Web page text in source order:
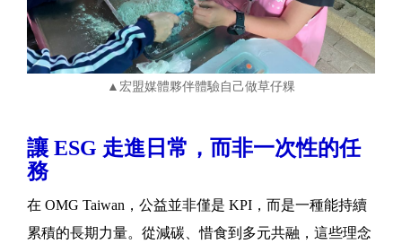
▲宏盟媒體夥伴體驗自己做草仔粿
讓 ESG 走進日常，而非一次性的任
務
在 OMG Taiwan，公益並非僅是 KPI，而是一種能持續
累積的長期力量。從減碳、惜食到多元共融，這些理念